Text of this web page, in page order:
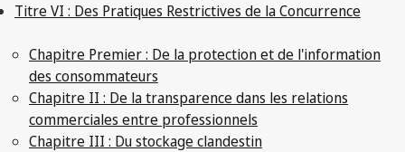
Titre VI : Des Pratiques Restrictives de la Concurrence
Chapitre Premier : De la protection et de l'information
des consommateurs
Chapitre II : De la transparence dans les relations
commerciales entre professionnels
Chapitre III : Du stockage clandestin